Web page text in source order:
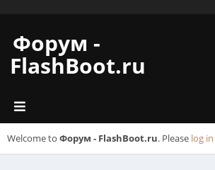
Форум -
FlashBoot.ru
Welcome to Форум - FlashBoot.ru. Please log in